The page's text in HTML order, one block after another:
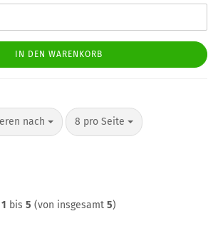
IN DEN WARENKORB
nach
nach 8 pro Seite
pro Seite
1 bis 5 (von insgesamt 5)